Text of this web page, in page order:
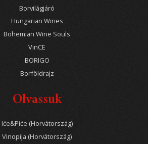
Borvilágjáró
Hungarian Wines
Bohemian Wine Souls
VinCE
BORIGO
Borföldrajz
Olvassuk
Iće&Piće (Horvátország)
Vinopija (Horvátország)